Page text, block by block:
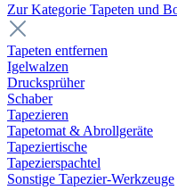
Zur Kategorie Tapeten und
Tapeten entfernen
Igelwalzen
Drucksprüher
Schaber
Tapezieren
Tapetomat & Abrollgeräte
Tapeziertische
Tapezierspachtel
Sonstige Tapezier-Werkzeuge